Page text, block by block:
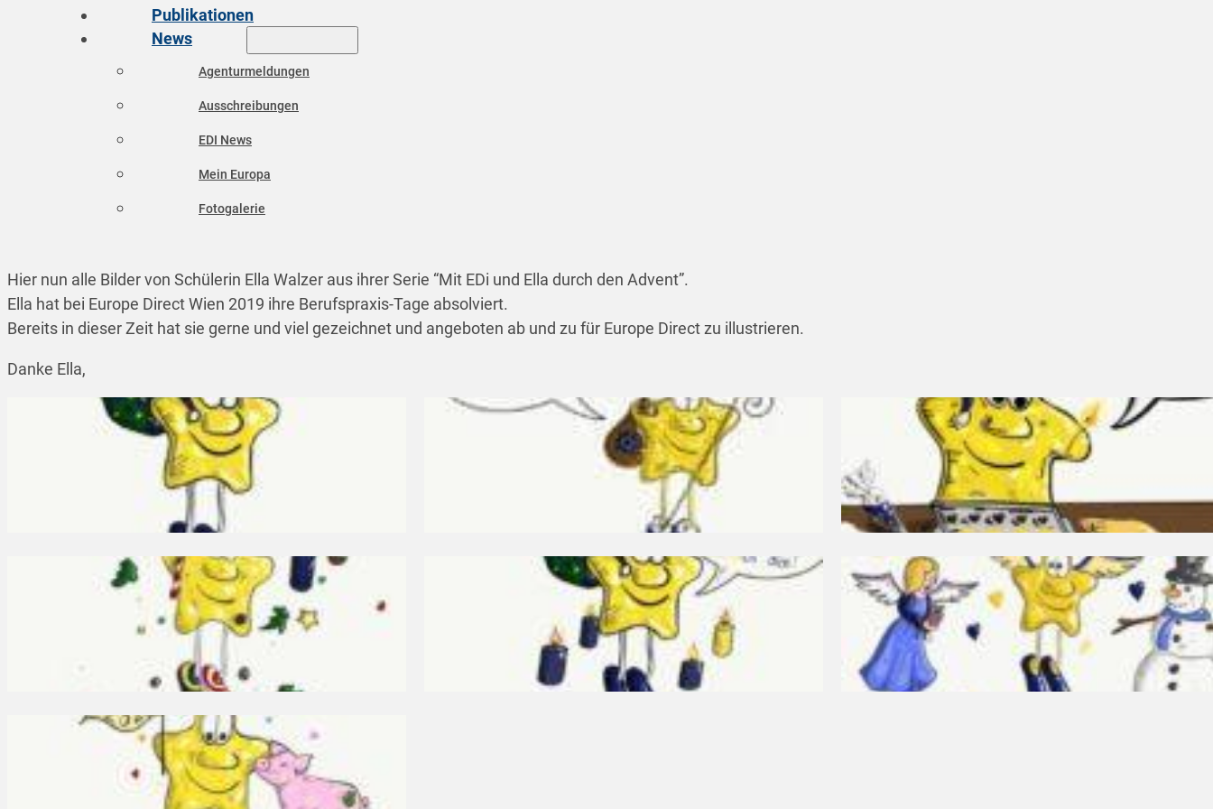
Publikationen
News
Agenturmeldungen
Ausschreibungen
EDI News
Mein Europa
Fotogalerie
Hier nun alle Bilder von Schülerin Ella Walzer aus ihrer Serie “Mit EDi und Ella durch den Advent”.
Ella hat bei Europe Direct Wien 2019 ihre Berufspraxis-Tage absolviert.
Bereits in dieser Zeit hat sie gerne und viel gezeichnet und angeboten ab und zu für Europe Direct zu illustrieren.
Danke Ella,